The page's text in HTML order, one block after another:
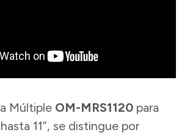
Múltiple OM-MRS1120 para
11”, se distingue por